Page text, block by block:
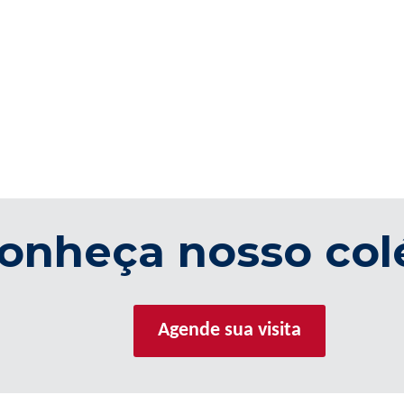
nosso
Agende sua visita